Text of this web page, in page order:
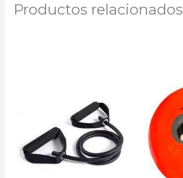
Productos relacionados